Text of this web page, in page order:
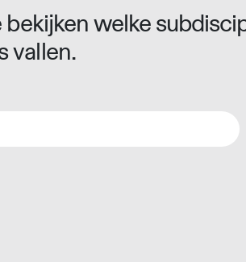
welke
vallen.